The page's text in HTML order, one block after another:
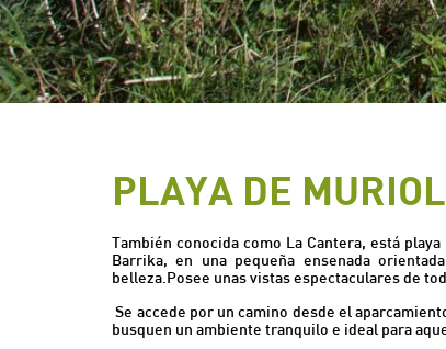
PLAYA DE
También conocida como La Cantera, está
Barrika, en una pequeña ensenada
belleza.Posee unas vistas espectaculares de
Se accede por un camino desde el
busquen un ambiente tranquilo e ideal para